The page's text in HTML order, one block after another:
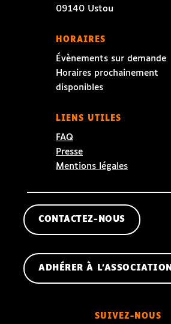
09140 Ustou
HORAIRES
Évènements sur demande
Horaires prochainement
disponibles
LIENS UTILES
FAQ
Presse
Mentions légales
CONTACTEZ-NOUS
ADHÉRER À L'ASSOCIATION
SUIVEZ-NOUS